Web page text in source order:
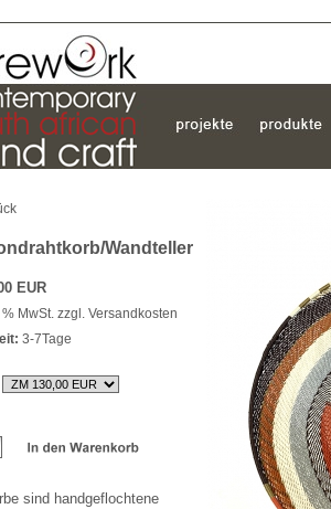
Wandteller
EUR
MwSt. zzgl. Versandkosten
3-7Tage
sind handgeflochtene